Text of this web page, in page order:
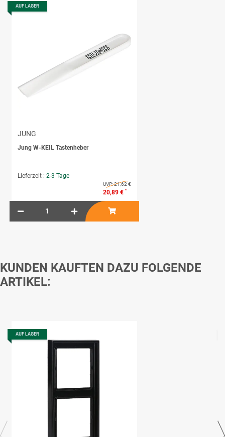
AUF LAGER
JUNG
Jung W-KEIL Tastenheber
Lieferzeit : 2-3 Tage
UVP:21,62 €
20,89 € *
KUNDEN KAUFTEN DAZU FOLGENDE
ARTIKEL:
AUF LAGER